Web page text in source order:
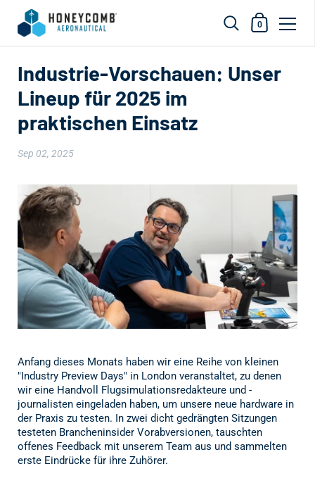
0
Industrie-Vorschauen: Unser
Lineup für 2025 im
praktischen Einsatz
Sep 02, 2025
Anfang dieses Monats haben wir eine Reihe von kleinen
"Industry Preview Days" in London veranstaltet, zu denen
wir eine Handvoll Flugsimulationsredakteure und -
journalisten eingeladen haben, um unsere neue hardware in
der Praxis zu testen. In zwei dicht gedrängten Sitzungen
testeten Brancheninsider Vorabversionen, tauschten
offenes Feedback mit unserem Team aus und sammelten
erste Eindrücke für ihre Zuhörer.